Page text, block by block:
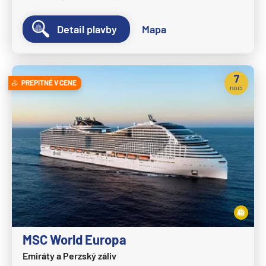
MSC Fantasia
MSC Grandiosa
MSC Magnifica
MSC Musica
MSC Opera
MSC Orchestra
MSC Poesia
MSC Preziosa
MSC Seascape
MSC Seashore
MSC Seaside
Detail plavby Mapa
PREPITNÉ V CENE
MSC World Europa
Emiráty a Perzský záliv
7
nocí